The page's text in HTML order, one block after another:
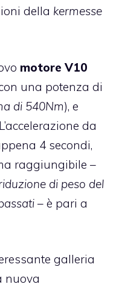
della kermesse
motore V10
una potenza di
di 540Nm), e
da
4 secondi,
raggiungibile –
di peso del
– è pari a
galleria
nuova